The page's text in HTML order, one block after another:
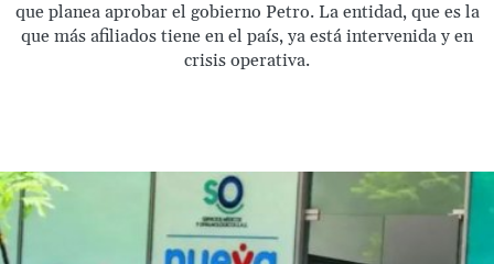
que planea aprobar el gobierno Petro. La entidad, que es la
que más afiliados tiene en el país, ya está intervenida y en
crisis operativa.